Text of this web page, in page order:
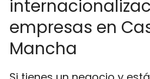
empresas en
Mancha